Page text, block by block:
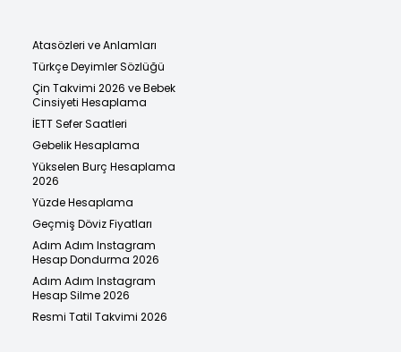
Atasözleri ve Anlamları
Türkçe Deyimler Sözlüğü
Çin Takvimi 2026 ve Bebek
Cinsiyeti Hesaplama
İETT Sefer Saatleri
Gebelik Hesaplama
Yükselen Burç Hesaplama
2026
Yüzde Hesaplama
Geçmiş Döviz Fiyatları
Adım Adım Instagram
Hesap Dondurma 2026
Adım Adım Instagram
Hesap Silme 2026
Resmi Tatil Takvimi 2026